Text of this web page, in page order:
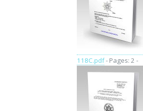
118C.pdf- Pages: 2 -